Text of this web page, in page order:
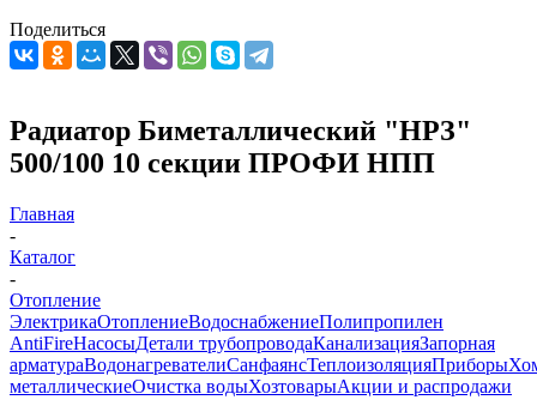
Поделиться
Радиатор Биметаллический "НРЗ"
500/100 10 секции ПРОФИ НПП
Главная
-
Каталог
-
Отопление
ЭлектрикаОтоплениеВодоснабжениеПолипропилен
AntiFireНасосыДетали трубопроводаКанализацияЗапорная
арматураВодонагревателиСанфаянсТеплоизоляцияПриборы
металлическиеОчистка водыХозтоварыАкции и распродажи